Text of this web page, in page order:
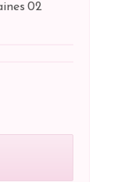
02